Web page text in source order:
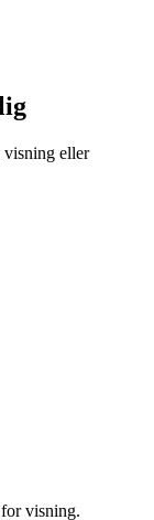
visning eller
visning.